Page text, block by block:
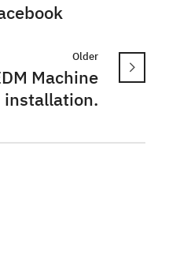
Older
Machine
installation.